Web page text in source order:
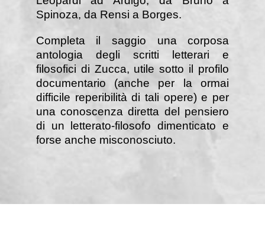
Spinoza, da Rensi a Borges.
Completa il saggio una corposa
antologia degli scritti letterari e
filosofici di Zucca, utile sotto il profilo
documentario (anche per la ormai
difficile reperibilità di tali opere) e per
una conoscenza diretta del pensiero
di un letterato-filosofo dimenticato e
forse anche misconosciuto.